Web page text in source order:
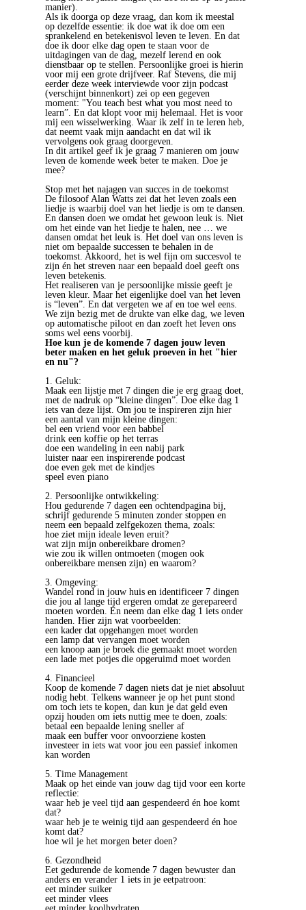
manier).
Als ik doorga op deze vraag, dan kom ik meestal
op dezelfde essentie: ik doe wat ik doe om een
sprankelend en betekenisvol leven te leven. En dat
doe ik door elke dag open te staan voor de
uitdagingen van de dag, mezelf lerend en ook
dienstbaar op te stellen. Persoonlijke groei is hierin
voor mij een grote drijfveer. Raf Stevens, die mij
eerder deze week interviewde voor zijn podcast
(verschijnt binnenkort) zei op een gegeven
moment: "You teach best what you most need to
learn”. En dat klopt voor mij helemaal. Het is voor
mij een wisselwerking. Waar ik zelf in te leren heb,
dat neemt vaak mijn aandacht en dat wil ik
vervolgens ook graag doorgeven.
In dit artikel geef ik je graag 7 manieren om jouw
leven de komende week beter te maken. Doe je
mee?
Stop met het najagen van succes in de toekomst
De filosoof Alan Watts zei dat het leven zoals een
liedje is waarbij doel van het liedje is om te dansen.
En dansen doen we omdat het gewoon leuk is. Niet
om het einde van het liedje te halen, nee … we
dansen omdat het leuk is. Het doel van ons leven is
niet om bepaalde successen te behalen in de
toekomst. Akkoord, het is wel fijn om succesvol te
zijn én het streven naar een bepaald doel geeft ons
leven betekenis.
Het realiseren van je persoonlijke missie geeft je
leven kleur. Maar het eigenlijke doel van het leven
is “leven”. En dat vergeten we af en toe wel eens.
We zijn bezig met de drukte van elke dag, we leven
op automatische piloot en dan zoeft het leven ons
soms wel eens voorbij.
Hoe kun je de komende 7 dagen jouw leven
beter maken en het geluk proeven in het "hier
en nu"?
1. Geluk:
Maak een lijstje met 7 dingen die je erg graag doet,
met de nadruk op “kleine dingen”. Doe elke dag 1
iets van deze lijst. Om jou te inspireren zijn hier
een aantal van mijn kleine dingen:
bel een vriend voor een babbel
drink een koffie op het terras
doe een wandeling in een nabij park
luister naar een inspirerende podcast
doe even gek met de kindjes
speel even piano
2. Persoonlijke ontwikkeling:
Hou gedurende 7 dagen een ochtendpagina bij,
schrijf gedurende 5 minuten zonder stoppen en
neem een bepaald zelfgekozen thema, zoals:
hoe ziet mijn ideale leven eruit?
wat zijn mijn onbereikbare dromen?
wie zou ik willen ontmoeten (mogen ook
onbereikbare mensen zijn) en waarom?
3. Omgeving:
Wandel rond in jouw huis en identificeer 7 dingen
die jou al lange tijd ergeren omdat ze gerepareerd
moeten worden. En neem dan elke dag 1 iets onder
handen. Hier zijn wat voorbeelden:
een kader dat opgehangen moet worden
een lamp dat vervangen moet worden
een knoop aan je broek die gemaakt moet worden
een lade met potjes die opgeruimd moet worden
4. Financieel
Koop de komende 7 dagen niets dat je niet absoluut
nodig hebt. Telkens wanneer je op het punt stond
om toch iets te kopen, dan kun je dat geld even
opzij houden om iets nuttig mee te doen, zoals:
betaal een bepaalde lening sneller af
maak een buffer voor onvoorziene kosten
investeer in iets wat voor jou een passief inkomen
kan worden
5. Time Management
Maak op het einde van jouw dag tijd voor een korte
reflectie:
waar heb je veel tijd aan gespendeerd én hoe komt
dat?
waar heb je te weinig tijd aan gespendeerd én hoe
komt dat?
hoe wil je het morgen beter doen?
6. Gezondheid
Eet gedurende de komende 7 dagen bewuster dan
anders en verander 1 iets in je eetpatroon:
eet minder suiker
eet minder vlees